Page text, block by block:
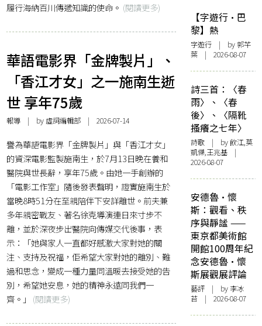
履行海納百川傳遞知識的使命。 (閱讀更多)
華語電影界「金牌製片」、
「香江才女」之一施南生逝
世 享年75歲
報導 | by 虛詞編輯部 | 2026-07-14
譽為華語電影界「金牌製片」與「香江才女」
的資深電影監製施南生，於7月13日晚在養和
醫院與世長辭，享年75歲。由她一手創辦的
「電影工作室」隨後發表聲明，證實施南生於
當晚8時51分在至親陪伴下安詳離世。前夫兼
多年親密戰友、著名徐克導演連日來寸步不
離，並於深夜步出醫院向傳媒交代後事，表
示：「她與家人一直都好感激大家對她的關
注、支持及祝福，佢希望大家對她的離別、難
過和思念，變成一種力量同溫暖去接受她的告
別，希望她安息，她的精神永遠同我們一
齊。」 (閱讀更多)
【字遊行·巴
黎】熱
字遊行 | by 郭芊
葉 | 2026-08-07
詩三首：〈春
雨〉、〈春
後〉、〈隔靴
搔癢之七年〉
詩歌 | by 飲江,莫
凱傑,王兆基 |
2026-08-07
安德魯·懷
斯：觀看、秩
序與靜謐 ——
東京都美術館
開館100周年紀
念安德魯·懷
斯展觀展評論
藝評 | by 李冰
苔 | 2026-08-07